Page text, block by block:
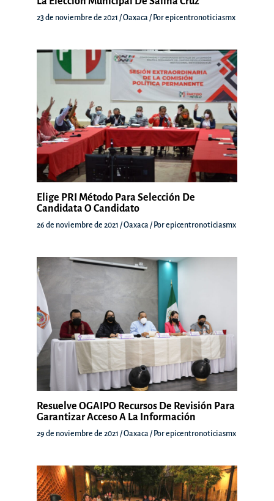
23 de noviembre de 2021 /Oaxaca / Porepicentronoticiasmx
Elige PRI Método Para Selección De
Candidata O Candidato
26 de noviembre de 2021 /Oaxaca / Porepicentronoticiasmx
Resuelve OGAIPO Recursos De Revisión Para
Garantizar Acceso A La Información
29 de noviembre de 2021 /Oaxaca / Porepicentronoticiasmx